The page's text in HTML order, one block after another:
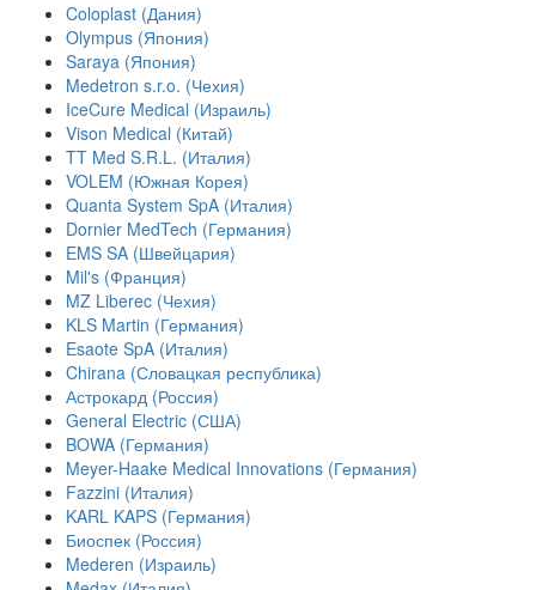
Coloplast (Дания)
Olympus (Япония)
Saraya (Япония)
Medetron s.r.o. (Чехия)
IceCure Medical (Израиль)
Vison Medical (Китай)
TT Med S.R.L. (Италия)
VOLEM (Южная Корея)
Quanta System SpA (Италия)
Dornier MedTech (Германия)
EMS SA (Швейцария)
Mil's (Франция)
MZ Liberec (Чехия)
KLS Martin (Германия)
Esaote SpA (Италия)
Chirana (Словацкая республика)
Астрокард (Россия)
General Electric (США)
BOWA (Германия)
Meyer-Haake Medical Innovations (Германия)
Fazzini (Италия)
KARL KAPS (Германия)
Биоспек (Россия)
Mederen (Израиль)